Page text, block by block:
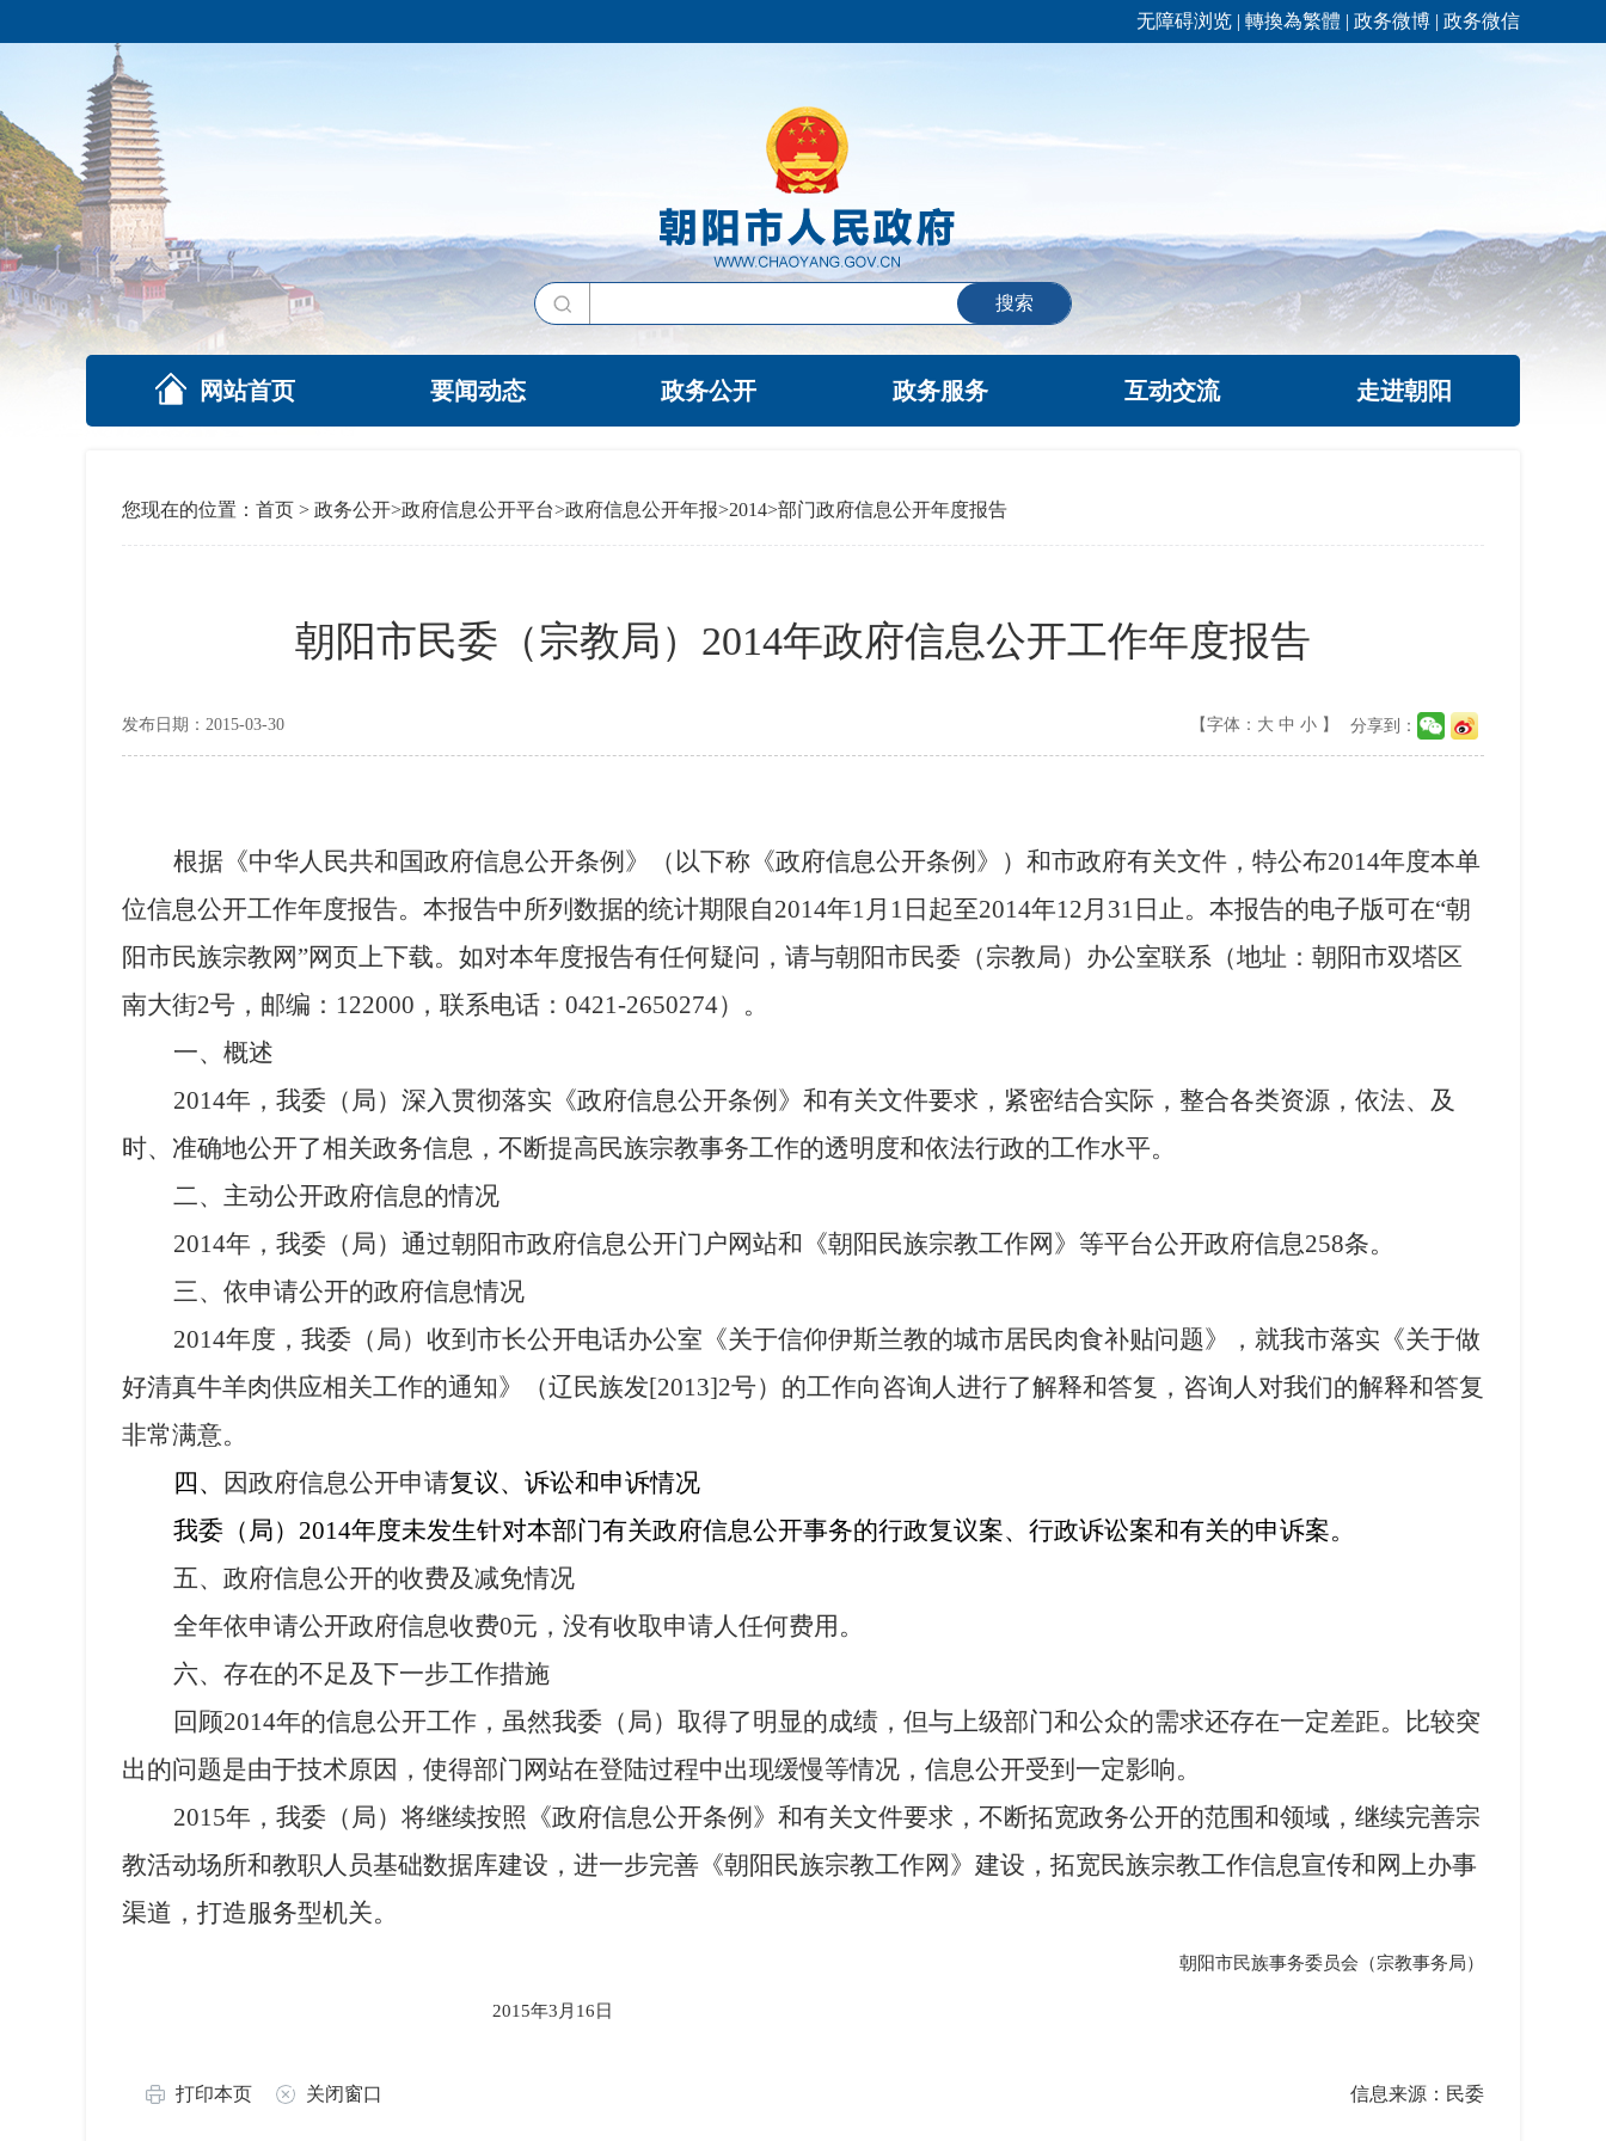
无障碍浏览 | 轉換為繁體 | 政务微博 | 政务微信
搜索
网站首页 要闻动态 政务公开 政务服务 互动交流 走进朝阳
您现在的位置： 首页 > 政务公开>政府信息公开平台>政府信息公开年报>2014>部门政府信息公开年度报告
朝阳市民委（宗教局）2014年政府信息公开工作年度报告
发布日期：2015-03-30 【字体： 大 中 小 】 分享到：
根据《中华人民共和国政府信息公开条例》（以下称《政府信息公开条例》）和市政府有关文件，特公布2014年度本单
位信息公开工作年度报告。本报告中所列数据的统计期限自2014年1月 1 日起至2014年12月 31 日止。本报告的电子版可在“朝
阳市民族宗教网”网页上下载。如对本年度报告有任何疑问，请与朝阳市民委（宗教局）办公室联系（地址：朝阳市双塔区
南大街2号，邮编： 122000 ，联系电话： 0421-2650274）。
一、概述
2014年，我委（局）深入贯彻落实《政府信息公开条例》和有关文件要求，紧密结合实际，整合各类资源，依法、及
时、准确地公开了相关政务信息，不断提高民族宗教事务工作的透明度和依法行政的工作水平。
二、主动公开政府信息的情况
2014年，我委（局）通过朝阳市政府信息公开门户网站和《朝阳民族宗教工作网》等平台公开政府信息258条。
三、依申请公开的政府信息情况
2014年度，我委（局）收到市长公开电话办公室《关于信仰伊斯兰教的城市居民肉食补贴问题》，就我市落实《关于做
好清真牛羊肉供应相关工作的通知》（辽民族发[2013]2号）的工作向咨询人进行了解释和答复，咨询人对我们的解释和答复
非常满意。
四、
因政府信息公开申请复议、诉讼和申诉情况
我委（局） 2014年度未发生针对本部门有关政府信息公开事务的行政复议案、行政诉讼案和有关的申诉案。
五、政府信息公开的收费及减免情况
全年依申请公开政府信息收费0元，没有收取申请人任何费用。
六、存在的不足及下一步工作措施
回顾2014年的信息公开工作，虽然我委（局）取得了明显的成绩，但与上级部门和公众的需求还存在一定差距。比较突
出的问题是由于技术原因，使得部门网站在登陆过程中出现缓慢等情况，信息公开受到一定影响。
2015年，我委（局）将继续按照《政府信息公开条例》和有关文件要求，不断拓宽政务公开的范围和领域，继续完善宗
教活动场所和教职人员基础数据库建设，进一步完善《朝阳民族宗教工作网》建设，拓宽民族宗教工作信息宣传和网上办事
渠道，打造服务型机关。
朝阳市民族事务委员会（宗教事务局）
2015年3 月 16 日
打印本页 关闭窗口 信息来源：民委